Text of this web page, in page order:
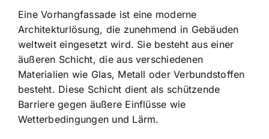
Eine Vorhangfassade ist eine moderne
Architekturlösung, die zunehmend in Gebäuden
weltweit eingesetzt wird. Sie besteht aus einer
äußeren Schicht, die aus verschiedenen
Materialien wie Glas, Metall oder Verbundstoffen
besteht. Diese Schicht dient als schützende
Barriere gegen äußere Einflüsse wie
Wetterbedingungen und Lärm.